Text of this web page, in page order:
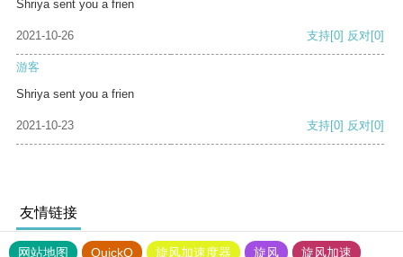
Shriya sent you a frien
2021-10-26 支持[0] 反对[0]
游客
Shriya sent you a frien
2021-10-23 支持[0] 反对[0]
友情链接
网站地图 QuickQ 旋风加速度器 旋风
旋风加速